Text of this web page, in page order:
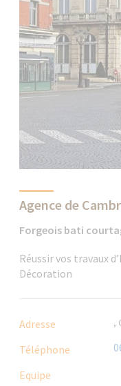
Agence de
Forgeois bati
Réussir vos travaux
Décoration
Adresse ,
Téléphone
Equipe